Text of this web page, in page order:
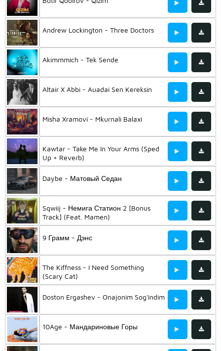
Andrew Lockington - Three Doctors
Akimmmich - Tek Sende
Altair X Abbi - Auadai Sen Kereksin
Misha Xramovi - Mkurnali Balaxi
Kawtar - Take Me In Your Arms (Sped
Up + Reverb)
Daybe - Матовый Седан
Sqwiij - Немига Статион 2 [Bonus
Track] (Feat. Mamen)
9 Грамм - Дэнс
The Kiffness - I Need Something
(Scary Cat)
Doston Ergashev - Onajonim Sog'indim
10Age - Мандариновые Горы